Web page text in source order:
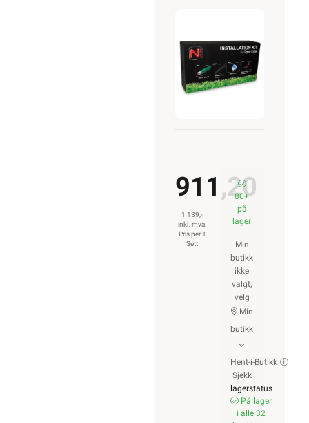
911,20
1 139,-
inkl. mva.
Pris per 1
Sett
80+
på
lager
Min
butikk
ikke
valgt,
velg
Min
butikk
Hent-i-Butikk
Sjekk
lagerstatus
På lager
i alle 32